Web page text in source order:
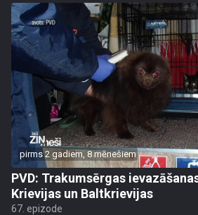
pirms 2 gadiem, 8 mēnešiem
PVD: Trakumsērgas
Krievijas un Baltkrievijas
67. epizode